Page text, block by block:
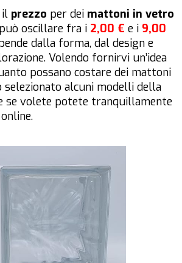
il prezzo per dei mattoni in vetro
oscillare fra i 2,00 € e i 9,00
dalla forma, dal design e
Volendo fornirvi un’idea
possano costare dei mattoni
selezionato alcuni modelli della
se volete potete tranquillamente